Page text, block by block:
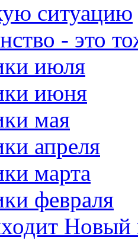
ситуацию
- это
июля
июня
мая
апреля
марта
февраля
Новый